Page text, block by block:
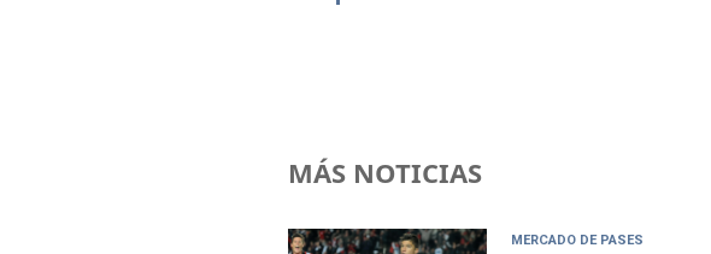
MÁS NOTICIAS
MERCADO DE PASES